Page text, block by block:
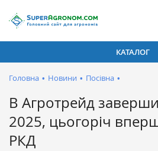
КАТАЛОГ
Головна • Новини • Посівна •
В Агротрейд
2025, цьогоріч
РКД